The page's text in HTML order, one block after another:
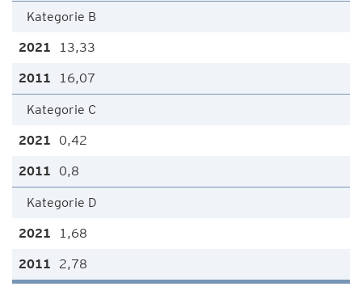
Kategorie B
13,33
16,07
Kategorie C
0,42
0,8
Kategorie D
1,68
2,78